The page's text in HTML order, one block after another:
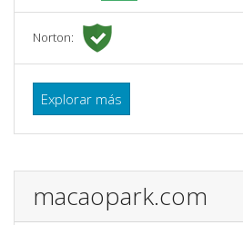
Norton:
Explorar más
macaopark.com